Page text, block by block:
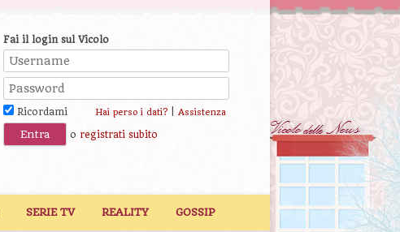
Fai il login sul Vicolo
Ricordami Hai perso i dati?| Assistenza
o registrati subito
SERIE TV REALITY GOSSIP